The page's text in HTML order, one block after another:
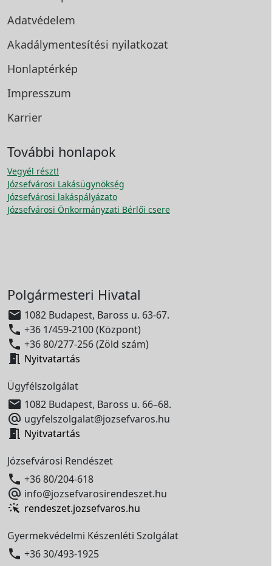
Adatvédelem
Akadálymentesítési nyilatkozat
Honlaptérkép
Impresszum
Karrier
További honlapok
Vegyél részt!
Józsefvárosi Lakásügynökség
Józsefvárosi lakáspályázato
Józsefvárosi Önkormányzati Bérlői csere
Polgármesteri Hivatal
 1082 Budapest, Baross u. 63-67.
 +36 1/459-2100 (Központ)
 +36 80/277-256 (Zöld szám)
 Nyitvatartás
Ügyfélszolgálat
 1082 Budapest, Baross u. 66–68.
 ugyfelszolgalat@jozsefvaros.hu
 Nyitvatartás
Józsefvárosi Rendészet
 +36 80/204-618
 info@jozsefvarosirendeszet.hu
rendeszet.jozsefvaros.hu
Gyermekvédelmi Készenléti Szolgálat
 +36 30/493-1925